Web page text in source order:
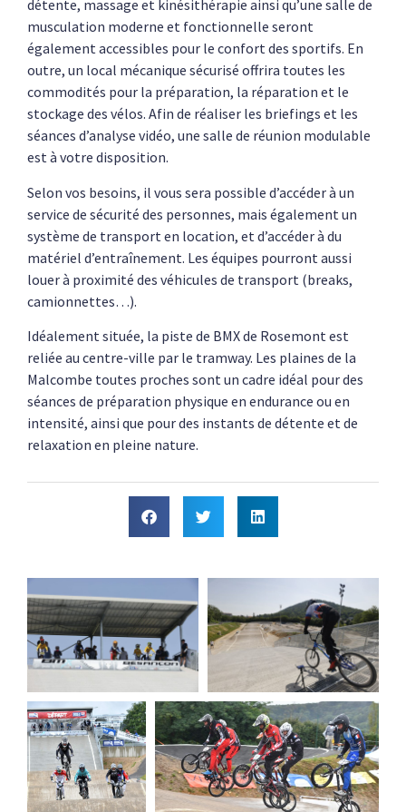
détente, massage et kinésithérapie ainsi qu’une salle de
musculation moderne et fonctionnelle seront
également accessibles pour le confort des sportifs. En
outre, un local mécanique sécurisé offrira toutes les
commodités pour la préparation, la réparation et le
stockage des vélos. Afin de réaliser les briefings et les
séances d’analyse vidéo, une salle de réunion modulable
est à votre disposition.
Selon vos besoins, il vous sera possible d’accéder à un
service de sécurité des personnes, mais également un
système de transport en location, et d’accéder à du
matériel d’entraînement. Les équipes pourront aussi
louer à proximité des véhicules de transport (breaks,
camionnettes…).
Idéalement située, la piste de BMX de Rosemont est
reliée au centre-ville par le tramway. Les plaines de la
Malcombe toutes proches sont un cadre idéal pour des
séances de préparation physique en endurance ou en
intensité, ainsi que pour des instants de détente et de
relaxation en pleine nature.